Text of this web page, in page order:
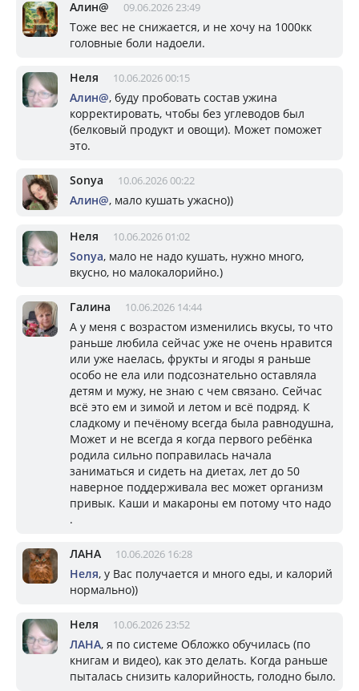
Алин@ 09.06.2026 23:49
Тоже вес не снижается, и не хочу на 1000кк
головные боли надоели.
Неля 10.06.2026 00:15
Алин@, буду пробовать состав ужина
корректировать, чтобы без углеводов был
(белковый продукт и овощи). Может поможет
это.
Sonya 10.06.2026 00:22
Алин@, мало кушать ужасно))
Неля 10.06.2026 01:02
Sonya, мало не надо кушать, нужно много,
вкусно, но малокалорийно.)
Галина 10.06.2026 14:44
А у меня с возрастом изменились вкусы, то что
раньше любила сейчас уже не очень нравится
или уже наелась, фрукты и ягоды я раньше
особо не ела или подсознательно оставляла
детям и мужу, не знаю с чем связано. Сейчас
всё это ем и зимой и летом и всё подряд. К
сладкому и печёному всегда была равнодушна,
Может и не всегда я когда первого ребёнка
родила сильно поправилась начала
заниматься и сидеть на диетах, лет до 50
наверное поддерживала вес может организм
привык. Каши и макароны ем потому что надо
.
ЛАНА 10.06.2026 16:28
Неля, у Вас получается и много еды, и калорий
нормально))
Неля 10.06.2026 23:52
ЛАНА, я по системе Обложко обучилась (по
книгам и видео), как это делать. Когда раньше
пыталась снизить калорийность, голодно было.